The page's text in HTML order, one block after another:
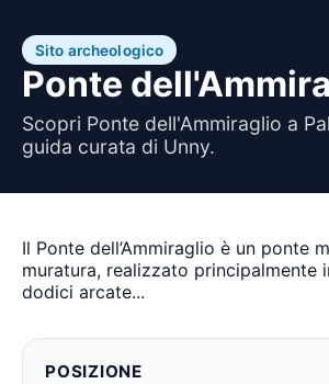
Sito archeologico
Ponte
Scopri Ponte dell'Ammiraglio a
guida curata di Unny.
Il Ponte dell’Ammiraglio è un ponte
muratura, realizzato principalmente
dodici arcate...
POSIZIONE